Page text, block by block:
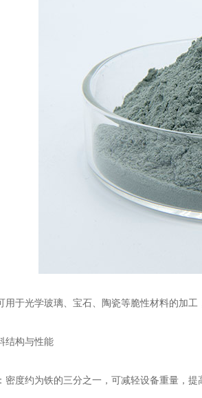
光学玻璃、宝石、陶瓷等脆性材料的加工
构与性能
约为铁的三分之一，可减轻设备重量，提